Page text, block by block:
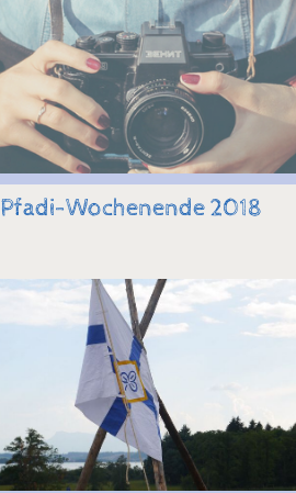
Pfadi-Wochenende 2018